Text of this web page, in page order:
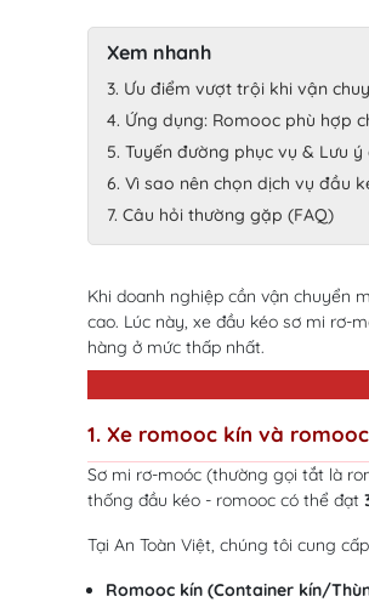
Xem nhanh
3. Ưu điểm vượt trội khi vận
4. Ứng dụng: Romooc phù hợp
5. Tuyến đường phục vụ & Lưu
6. Vì sao nên chọn dịch vụ đầu
7. Câu hỏi thường gặp (FAQ)
Khi doanh nghiệp cần vận chuyển
cao. Lúc này, xe đầu kéo sơ mi rơ-
hàng ở mức thấp nhất.
1. Xe romooc kín và
Sơ mi rơ-moóc (thường gọi tắt là
thống đầu kéo - romooc có thể đạt
Tại An Toàn Việt, chúng tôi cung
Romooc kín (Container kín/